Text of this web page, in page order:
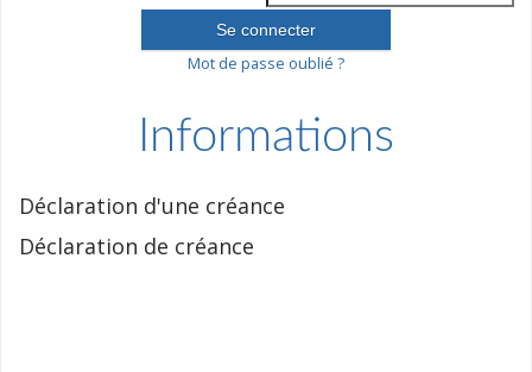
Mot de passe oublié ?
Informations
Déclaration d'une créance
Déclaration de créance